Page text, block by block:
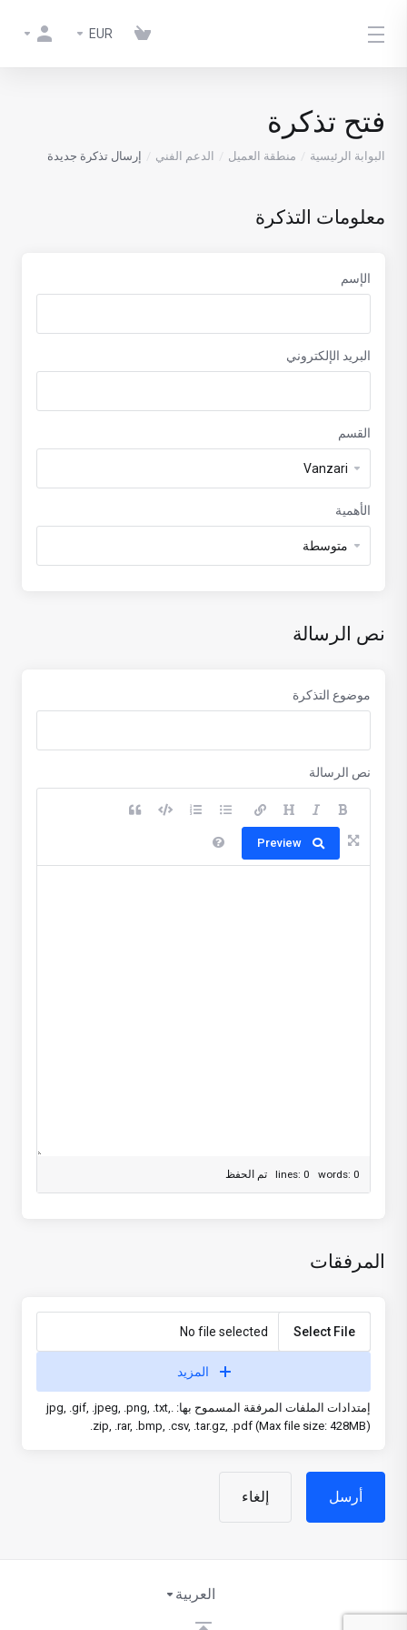
EUR
فتح تذكرة
البوابة الرئيسية منطقة العميل الدعم الفني إرسال تذكرة جديدة
معلومات التذكرة
الإسم
البريد الإلكتروني
القسم
الأهمية
نص الرسالة
موضوع التذكرة
نص الرسالة
Preview
lines: 0 words: 0 تم الحفظ
المرفقات
Select File
No file selected
المزيد
إمتدادات الملفات المرفقة المسموح بها: .jpg, .gif, .jpeg, .png, .txt,
.zip, .rar, .bmp, .csv, .tar.gz, .pdf (Max file size: 428MB)
إلغاء
العربية